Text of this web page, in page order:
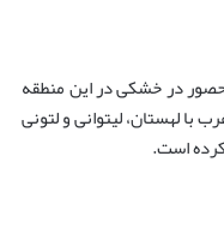
کشور محصور در خشکی در این منطقه
لهستان، لیتوانی و لتونی
است.